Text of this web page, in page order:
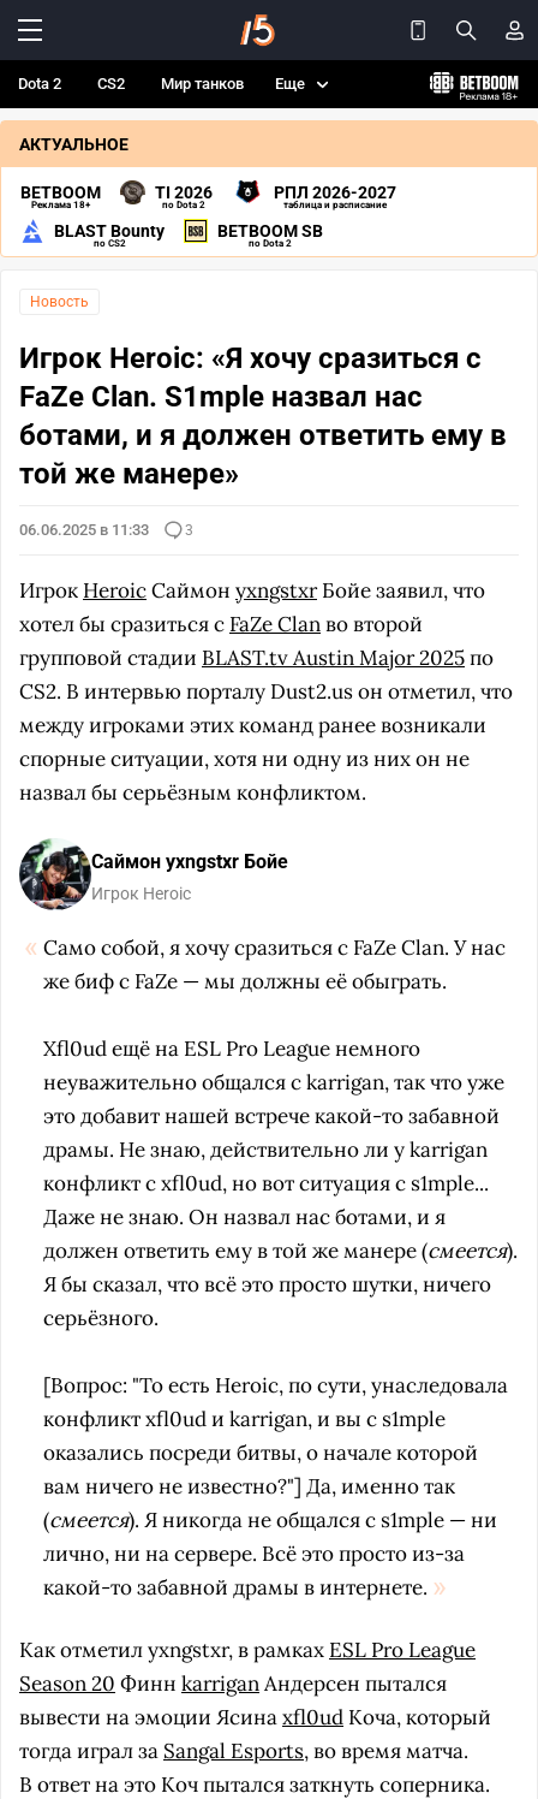
Dota 2 CS2 Мир танков Еще
АКТУАЛЬНОЕ
BETBOOM
Реклама 18+
TI 2026
по Dota 2
РПЛ 2026-2027
таблица и расписание
BLAST Bounty
по CS2
BETBOOM SB
по Dota 2
Новость
Игрок Heroic: «Я хочу сразиться с
FaZe Clan. S1mple назвал нас
ботами, и я должен ответить ему в
той же манере»
06.06.2025 в 11:33 3
Игрок HeroicСаймон yxngstxrБойе заявил, что
хотел бы сразиться с FaZe Clanво второй
групповой стадии BLAST.tv Austin Major 2025по
CS2. В интервью порталу Dust2.us он отметил, что
между игроками этих команд ранее возникали
спорные ситуации, хотя ни одну из них он не
назвал бы серьёзным конфликтом.
Саймон yxngstxr Бойе
Игрок Heroic
Само собой, я хочу сразиться с FaZe Clan. У нас
же биф с FaZe — мы должны её обыграть.
Xfl0ud ещё на ESL Pro League немного
неуважительно общался с karrigan, так что уже
это добавит нашей встрече какой-то забавной
драмы. Не знаю, действительно ли у karrigan
конфликт с xfl0ud, но вот ситуация с s1mple...
Даже не знаю. Он назвал нас ботами, и я
должен ответить ему в той же манере (смеется).
Я бы сказал, что всё это просто шутки, ничего
серьёзного.
[Вопрос: "То есть Heroic, по сути, унаследовала
конфликт xfl0ud и karrigan, и вы с s1mple
оказались посреди битвы, о начале которой
вам ничего не известно?"] Да, именно так
(смеется). Я никогда не общался с s1mple — ни
лично, ни на сервере. Всё это просто из-за
какой-то забавной драмы в интернете.
Как отметил yxngstxr, в рамках ESL Pro League
Season 20 Финн karriganАндерсен пытался
вывести на эмоции Ясинаxfl0ud Коча, который
тогда играл за Sangal Esports, во время матча.
В ответ на это Коч пытался заткнуть соперника.